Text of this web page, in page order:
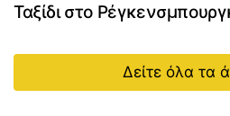
Ταξίδι στο
Δείτε όλα τα